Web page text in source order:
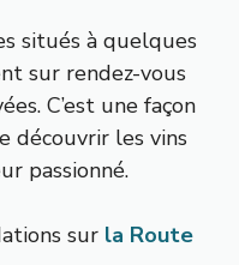
situés à quelques
sur rendez-vous
C’est une façon
découvrir les vins
passionné.
sur la Route